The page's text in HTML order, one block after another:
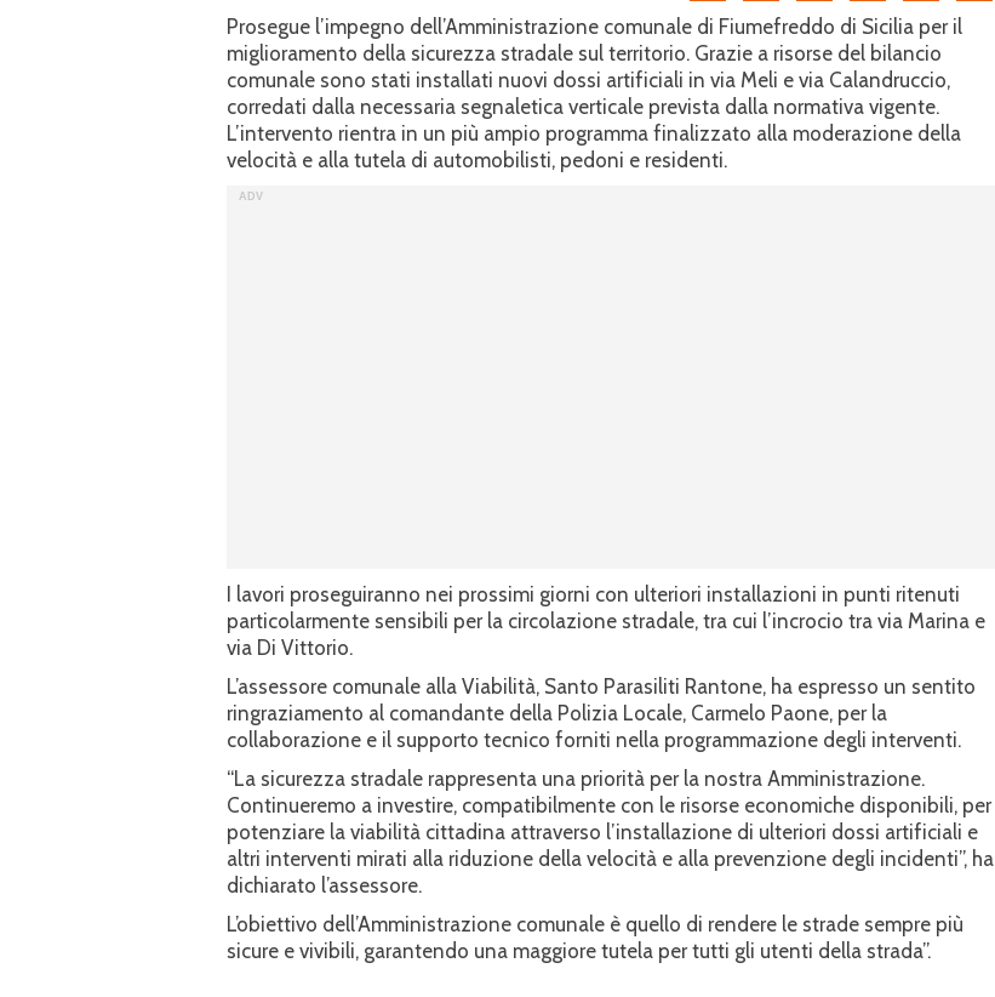
Prosegue l’impegno dell’Amministrazione comunale di Fiumefreddo di Sicilia per il
miglioramento della sicurezza stradale sul territorio. Grazie a risorse del bilancio
comunale sono stati installati nuovi dossi artificiali in via Meli e via Calandruccio,
corredati dalla necessaria segnaletica verticale prevista dalla normativa vigente.
L’intervento rientra in un più ampio programma finalizzato alla moderazione della
velocità e alla tutela di automobilisti, pedoni e residenti.
I lavori proseguiranno nei prossimi giorni con ulteriori installazioni in punti ritenuti
particolarmente sensibili per la circolazione stradale, tra cui l’incrocio tra via Marina e
via Di Vittorio.
L’assessore comunale alla Viabilità, Santo Parasiliti Rantone, ha espresso un sentito
ringraziamento al comandante della Polizia Locale, Carmelo Paone, per la
collaborazione e il supporto tecnico forniti nella programmazione degli interventi.
“La sicurezza stradale rappresenta una priorità per la nostra Amministrazione.
Continueremo a investire, compatibilmente con le risorse economiche disponibili, per
potenziare la viabilità cittadina attraverso l’installazione di ulteriori dossi artificiali e
altri interventi mirati alla riduzione della velocità e alla prevenzione degli incidenti”, ha
dichiarato l’assessore.
L’obiettivo dell’Amministrazione comunale è quello di rendere le strade sempre più
sicure e vivibili, garantendo una maggiore tutela per tutti gli utenti della strada”.